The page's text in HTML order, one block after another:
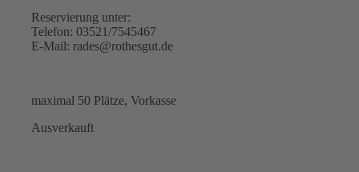
Reservierung unter:
Telefon: 03521/7545467
E-Mail: rades@rothesgut.de
maximal 50 Plätze, Vorkasse
Ausverkauft